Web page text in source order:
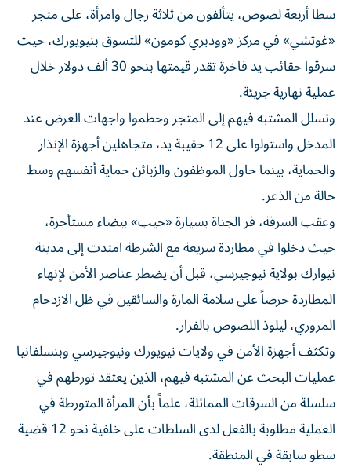
سطا أربعة لصوص، يتألفون من ثلاثة رجال وامرأة، على متجر
«غوتشي» في مركز «وودبري كومون» للتسوق بنيويورك، حيث
سرقوا حقائب يد فاخرة تقدر قيمتها بنحو 30 ألف دولار خلال
عملية نهارية جريئة.
وتسلل المشتبه فيهم إلى المتجر وحطموا واجهات العرض عند
المدخل واستولوا على 12 حقيبة يد، متجاهلين أجهزة الإنذار
والحماية، بينما حاول الموظفون والزبائن حماية أنفسهم وسط
حالة من الذعر.
وعقب السرقة، فر الجناة بسيارة «جيب» بيضاء مستأجرة،
حيث دخلوا في مطاردة سريعة مع الشرطة امتدت إلى مدينة
نيوارك بولاية نيوجيرسي، قبل أن يضطر عناصر الأمن لإنهاء
المطاردة حرصاً على سلامة المارة والسائقين في ظل الازدحام
المروري، ليلوذ اللصوص بالفرار.
وتكثف أجهزة الأمن في ولايات نيويورك ونيوجيرسي وبنسلفانيا
عمليات البحث عن المشتبه فيهم، الذين يعتقد تورطهم في
سلسلة من السرقات المماثلة، علماً بأن المرأة المتورطة في
العملية مطلوبة بالفعل لدى السلطات على خلفية نحو 12 قضية
سطو سابقة في المنطقة.